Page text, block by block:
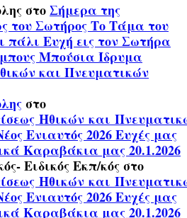
στοΣήμερα της
του Σωτήρος Το Τάμα του
πάλι Ευχή εις τον Σωτήρα
Μπούσια Ίδρυμα
και Πνευματικών
στο
Ηθικών και
Ενιαυτός 2026 Ευχές μας
Καραβάκια μας 20.1.2026
Ειδικός Εκπ/κόςστο
Ηθικών και
Ενιαυτός 2026 Ευχές μας
Καραβάκια μας 20.1.2026